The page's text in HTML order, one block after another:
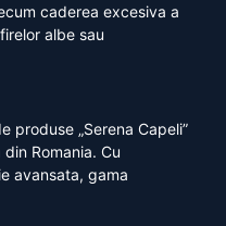
caderea excesiva a
albe sau
produse „Serena Capeli”
Romania. Cu
avansata, gama